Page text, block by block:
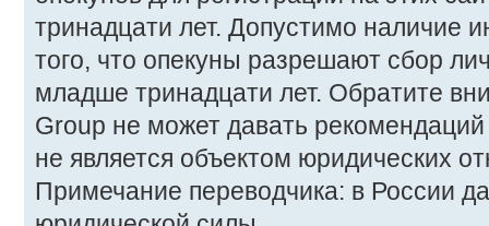
тринадцати лет. Допустимо наличие
того, что опекуны разрешают сбор
младше тринадцати лет. Обратите
Group не может давать
не является объектом юридических
Примечание переводчика: в России